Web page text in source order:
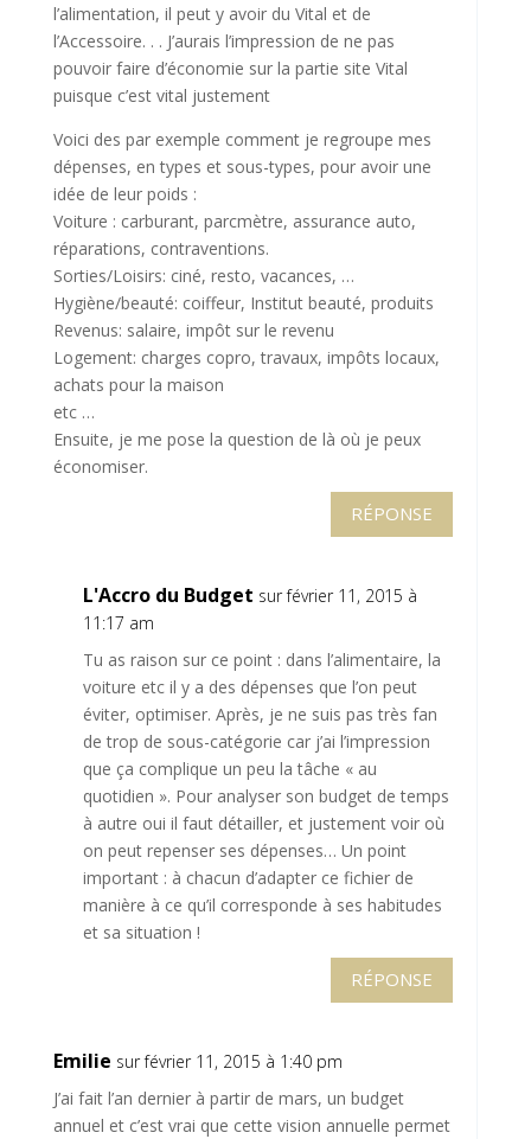
l’alimentation, il peut y avoir du Vital et de
l’Accessoire. . . J’aurais l’impression de ne pas
pouvoir faire d’économie sur la partie site Vital
puisque c’est vital justement
Voici des par exemple comment je regroupe mes
dépenses, en types et sous-types, pour avoir une
idée de leur poids :
Voiture : carburant, parcmètre, assurance auto,
réparations, contraventions.
Sorties/Loisirs: ciné, resto, vacances, …
Hygiène/beauté: coiffeur, Institut beauté, produits
Revenus: salaire, impôt sur le revenu
Logement: charges copro, travaux, impôts locaux,
achats pour la maison
etc …
Ensuite, je me pose la question de là où je peux
économiser.
RÉPONSE
L'Accro du Budget sur février 11, 2015 à
11:17 am
Tu as raison sur ce point : dans l’alimentaire, la
voiture etc il y a des dépenses que l’on peut
éviter, optimiser. Après, je ne suis pas très fan
de trop de sous-catégorie car j’ai l’impression
que ça complique un peu la tâche « au
quotidien ». Pour analyser son budget de temps
à autre oui il faut détailler, et justement voir où
on peut repenser ses dépenses… Un point
important : à chacun d’adapter ce fichier de
manière à ce qu’il corresponde à ses habitudes
et sa situation !
RÉPONSE
Emilie sur février 11, 2015 à 1:40 pm
J’ai fait l’an dernier à partir de mars, un budget
annuel et c’est vrai que cette vision annuelle permet